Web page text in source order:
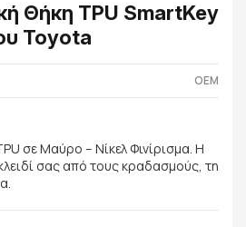
Θήκη TPU SmartKey
Toyota
OEM
σε Μαύρο – Νίκελ Φινίρισμα. Η
σας από τους κραδασμούς, τη